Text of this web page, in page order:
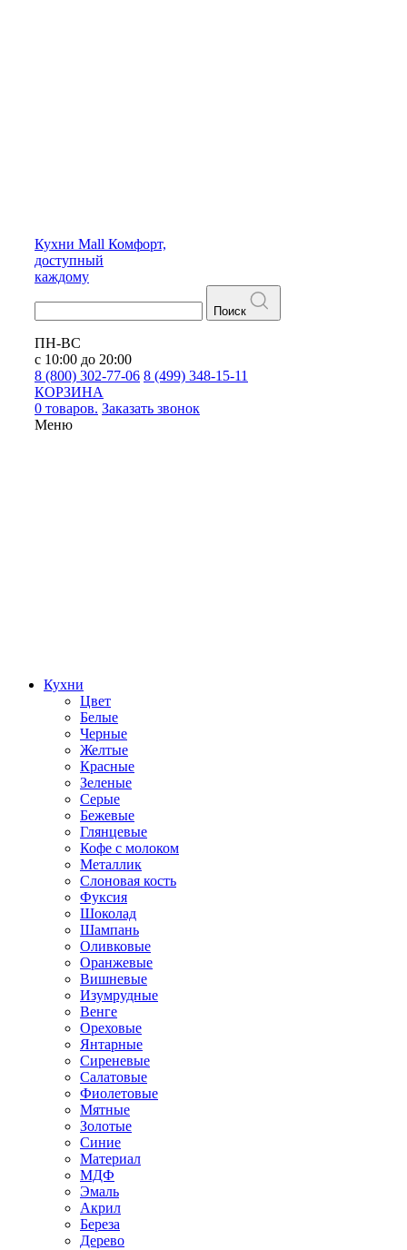
Кухни Mall Комфорт,
доступный
каждому
Поиск
ПН-ВС
с 10:00 до 20:00
8 (800) 302-77-06 8 (499) 348-15-11
КОРЗИНА
0 товаров. Заказать звонок
Меню
Кухни
Цвет
Белые
Черные
Желтые
Красные
Зеленые
Серые
Бежевые
Глянцевые
Кофе с молоком
Металлик
Слоновая кость
Фуксия
Шоколад
Шампань
Оливковые
Оранжевые
Вишневые
Изумрудные
Венге
Ореховые
Янтарные
Сиреневые
Салатовые
Фиолетовые
Мятные
Золотые
Синие
Материал
МДФ
Эмаль
Акрил
Береза
Дерево